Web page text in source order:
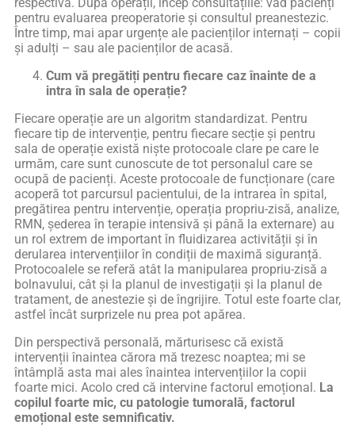
pentru evaluarea preoperatorie și consultul preanestezic.
Între timp, mai apar urgențe ale pacienților internați – copii
și adulți – sau ale pacienților de acasă.
Cum vă pregătiți pentru fiecare caz înainte de a
intra în sala de operație?
Fiecare operație are un algoritm standardizat. Pentru
fiecare tip de intervenție, pentru fiecare secție și pentru
sala de operație există niște protocoale clare pe care le
urmăm, care sunt cunoscute de tot personalul care se
ocupă de pacienți. Aceste protocoale de funcționare (care
acoperă tot parcursul pacientului, de la intrarea în spital,
pregătirea pentru intervenție, operația propriu-zisă, analize,
RMN, șederea în terapie intensivă și până la externare) au
un rol extrem de important în fluidizarea activității și în
derularea intervențiilor în condiții de maximă siguranță.
Protocoalele se referă atât la manipularea propriu-zisă a
bolnavului, cât și la planul de investigații și la planul de
tratament, de anestezie și de îngrijire. Totul este foarte clar,
astfel încât surprizele nu prea pot apărea.
Din perspectivă personală, mărturisesc că există
intervenții înaintea cărora mă trezesc noaptea; mi se
întâmplă asta mai ales înaintea intervențiilor la copii
foarte mici. Acolo cred că intervine factorul emoțional. La
copilul foarte mic, cu patologie tumorală, factorul
emoțional este semnificativ.